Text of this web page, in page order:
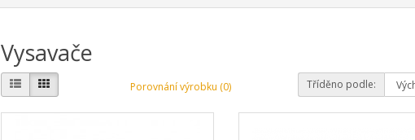
Vysavače
Porovnání výrobku (0) Tříděno podle: